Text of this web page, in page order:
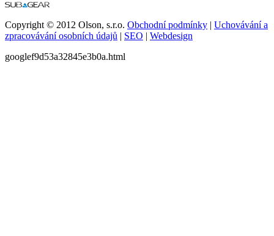
Copyright © 2012 Olson, s.r.o. Obchodní podmínky | Uchovávání a
zpracovávání osobních údajů | SEO | Webdesign
googlef9d53a32845e3b0a.html